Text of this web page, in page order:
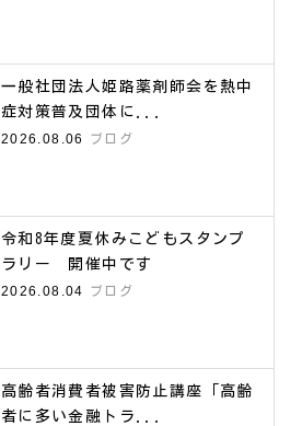
一般社団法人姫路薬剤師会を熱中
症対策普及団体に...
2026.08.06
ブログ
令和8年度夏休みこどもスタンプ
ラリー 開催中です
2026.08.04
ブログ
高齢者消費者被害防止講座「高齢
者に多い金融トラ...